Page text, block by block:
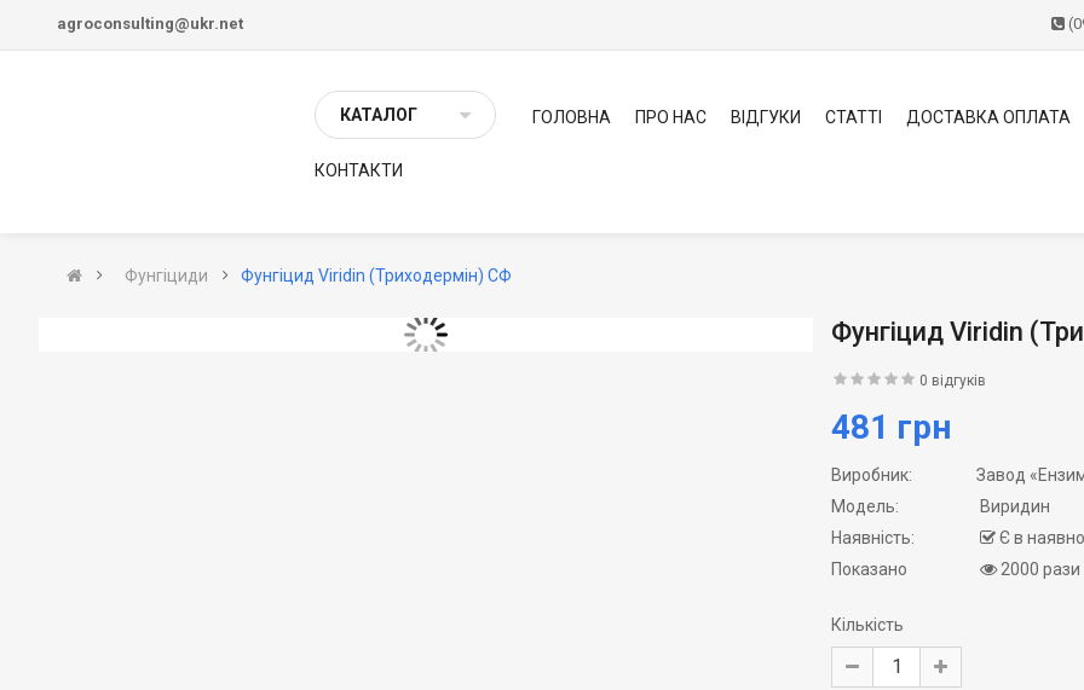
agroconsulting@ukr.net
КАТАЛОГ ГОЛОВНА ПРО НАС ВІДГУКИ СТАТТІ ДОСТАВКА ОПЛАТА
КОНТАКТИ
Фунгіциди Фунгіцид Viridin (Триходермін) СФ
Фунгіцид Viridin
0 відгуків
481 грн
Виробник:
Завод
Модель:
Виридин
Наявність:
Є в
Показано
2000 рази
Кількість